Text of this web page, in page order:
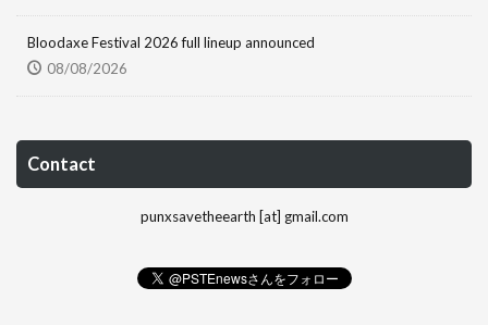
Bloodaxe Festival 2026 full lineup announced
08/08/2026
Contact
punxsavetheearth [at] gmail.com